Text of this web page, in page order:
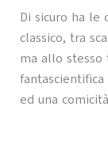
Di sicuro ha le
classico, tra
ma allo
ed una